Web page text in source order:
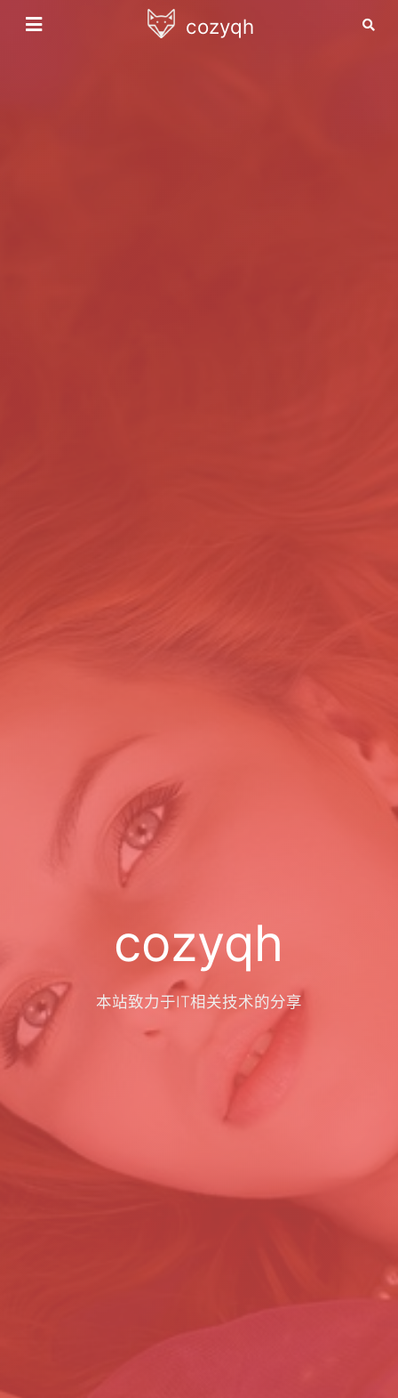
cozyqh
cozyqh
本站致力于IT相关技术的分享